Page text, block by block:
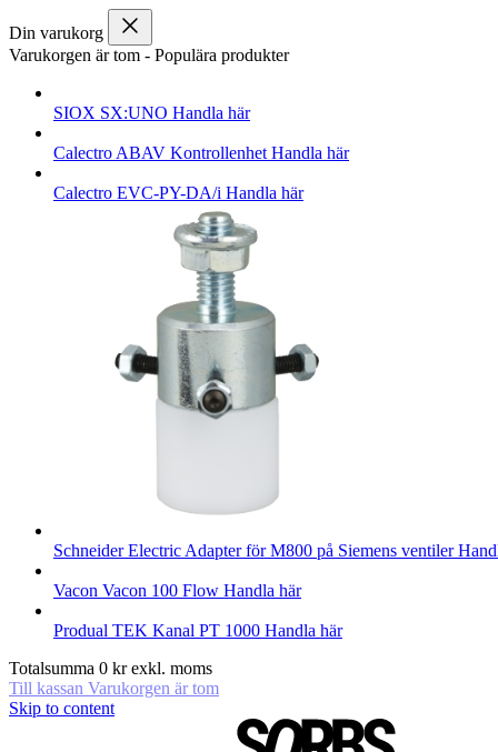
Din varukorg
Varukorgen är tom - Populära produkter
SIOX SX:UNO Handla här
Calectro ABAV Kontrollenhet Handla här
Calectro EVC-PY-DA/i Handla här
Schneider Electric Adapter för M800 på Siemens ventiler
Vacon Vacon 100 Flow Handla här
Produal TEK Kanal PT 1000 Handla här
Totalsumma 0 kr exkl. moms
Till kassan Varukorgen är tom
Skip to content